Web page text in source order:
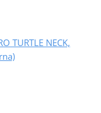
TURTLE NECK,